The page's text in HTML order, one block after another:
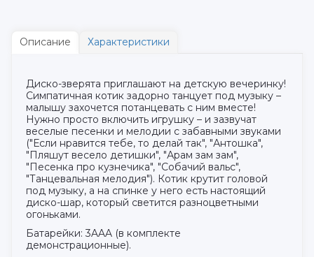
Описание Характеристики
Диско-зверята приглашают на детскую вечеринку!
Симпатичная котик задорно танцует под музыку –
малышу захочется потанцевать с ним вместе!
Нужно просто включить игрушку – и зазвучат
веселые песенки и мелодии с забавными звуками
("Если нравится тебе, то делай так", "Антошка",
"Пляшут весело детишки", "Арам зам зам",
"Песенка про кузнечика", "Собачий вальс",
"Танцевальная мелодия"). Котик крутит головой
под музыку, а на спинке у него есть настоящий
диско-шар, который светится разноцветными
огоньками.
Батарейки: 3AAA (в комплекте
демонстрационные).